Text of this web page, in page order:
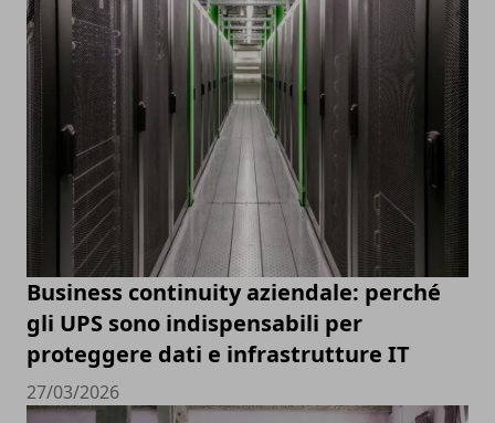
Business continuity aziendale: perché
gli UPS sono indispensabili per
proteggere dati e infrastrutture IT
27/03/2026